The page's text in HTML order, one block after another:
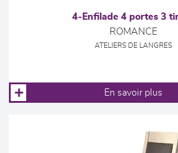
4-Enfilade 4 portes 3
ROMANCE
ATELIERS DE LANGRES
En savoir plus